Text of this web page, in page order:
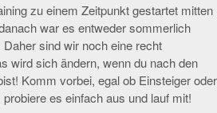
zu einem Zeitpunkt gestartet mitten
war es entweder sommerlich
sind wir noch eine recht
wird sich ändern, wenn du nach den
Komm vorbei, egal ob Einsteiger oder
es einfach aus und lauf mit!